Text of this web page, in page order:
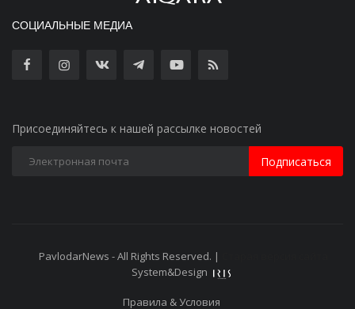
СОЦИАЛЬНЫЕ МЕДИА
Присоединяйтесь к нашей рассылке новостей
Подписаться
PavlodarNews - All Rights Reserved. |
System&Design
Правила & Условия